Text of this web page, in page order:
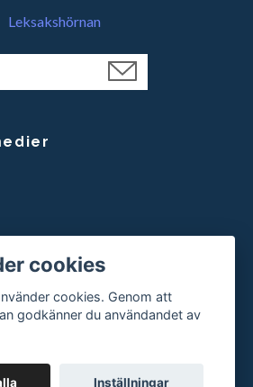
Leksakshörnan
cookies
cookies. Genom att
godkänner du användandet av
Inställningar